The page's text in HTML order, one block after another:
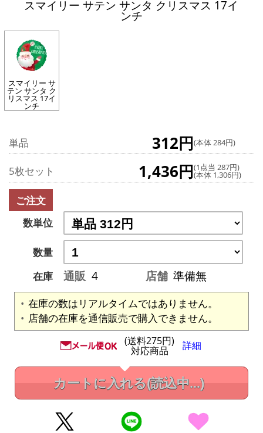
スマイリー サテン サンタ クリスマス 17イ
ンチ
スマイリー サ
テン サンタ ク
リスマス 17イ
ンチ
単品 312円(本体 284円)
5枚セット 1,436円(1点当 287円)
(本体 1,306円)
ご注文
数単位
数量
在庫
通販 4 店舗 準備無
在庫の数はリアルタイムではありません。
店舗の在庫を通信販売で購入できません。
(送料275円)
対応商品 詳細
カートに入れる(読込中...)